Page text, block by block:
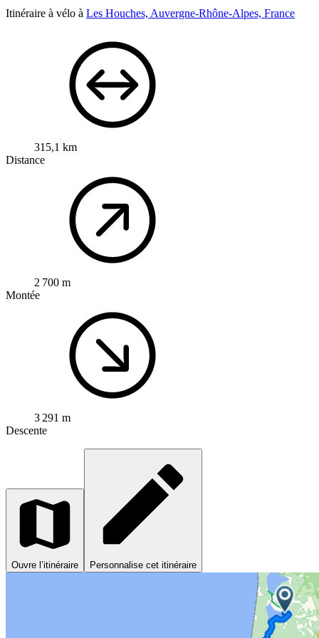
Itinéraire à vélo à Les Houches, Auvergne-Rhône-Alpes, France
315,1 km
Distance
2 700 m
Montée
3 291 m
Descente
Ouvre l’itinéraire Personnalise cet itinéraire